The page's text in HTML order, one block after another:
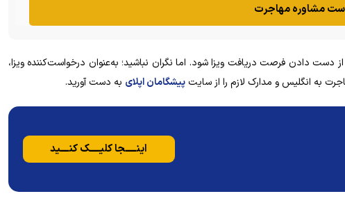
مشاوره مهاجرت
دادن فرصت دریافت ویزا شود. اما نگران نباشید؛ به‌عنوان درخواست‌کننده ویزا،
به انگلیس و مدارک لازم را از سایتپیشگامان اپلای به دست آورید.
اینـــــجا کلیـــــک کنــــید